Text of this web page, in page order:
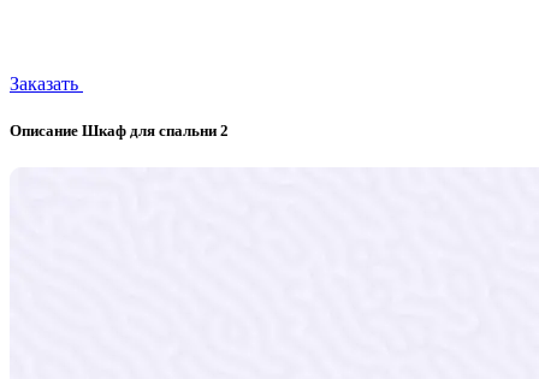
Заказать
Описание Шкаф для спальни 2